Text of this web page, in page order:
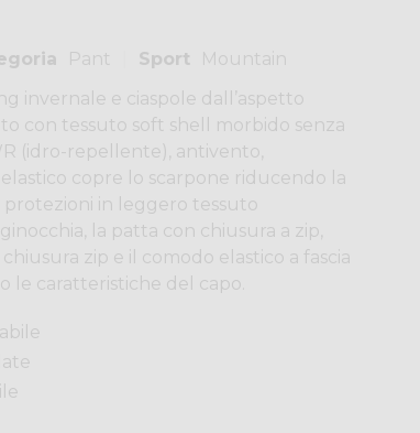
Pant Sport
Mountain
invernale e ciaspole dall’aspetto
con tessuto soft shell morbido senza
(idro-repellente), antivento,
copre lo scarpone riducendo la
protezioni in leggero tessuto
la patta con chiusura a zip,
zip e il comodo elastico a fascia
le caratteristiche del capo.